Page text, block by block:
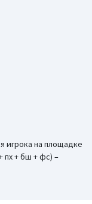
игрока на площадке
пх + бш + фс) –